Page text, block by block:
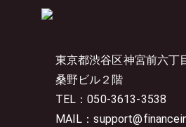
東京都渋谷区神宮前六
桑野ビル２階
TEL：050-3613-3538
MAIL：